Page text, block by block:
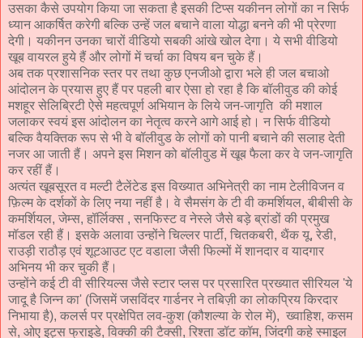
उसका कैसे उपयोग किया जा सकता है इसकी टिप्स यकीनन लोगों का न सिर्फ
ध्यान आकर्षित करेगी बल्कि उन्हें जल बचाने वाला योद्धा बनने की भी प्रेरणा
देगी। यकीनन उनका चारों वीडियो सबकी आंखे खोल देगा। ये सभी वीडियो
खूब वायरल हुये हैं और लोगों में चर्चा का विषय बन चुके हैं।
अब तक प्रशासनिक स्तर पर तथा कुछ एनजीओ द्वारा भले ही जल बचाओ
आंदोलन के प्रयास हुए हैं पर पहली बार ऐसा हो रहा है कि बॉलीवुड की कोई
मशहूर सेलिब्रिटी ऐसे महत्वपूर्ण अभियान के लिये जन-जागृति की मशाल
जलाकर स्वयं इस आंदोलन का नेतृत्व करने आगे आई हो। न सिर्फ वीडियो
बल्कि वैयक्तिक रूप से भी वे बॉलीवुड के लोगों को पानी बचाने की सलाह देती
नजर आ जाती हैं। अपने इस मिशन को बॉलीवुड में खूब फैला कर वे जन-जागृति
कर रहीं हैं।
अत्यंत खूबसूरत व मल्टी टैलेंटेड इस विख्यात अभिनेत्री का नाम टेलीविजन व
फ़िल्म के दर्शकों के लिए नया नहीं है। वे सैमसंग के टी वी कमर्शियल, बीबीसी के
कमर्शियल, जेम्स, हॉर्लिक्स , सनफिस्ट व नेस्ले जैसे बड़े ब्रांडों की प्रमुख
मॉडल रही हैं। इसके अलावा उन्होंने चिल्लर पार्टी, चितकबरी, थैंक यू, रेडी,
राउड़ी राठौड़ एवं शूटआउट एट वडाला जैसी फिल्मों में शानदार व यादगार
अभिनय भी कर चुकी हैं।
उन्होंने कई टी वी सीरियल्स जैसे स्टार प्लस पर प्रसारित प्रख्यात सीरियल 'ये
जादू है जिन्न का' (जिसमें जसविंदर गार्डनर ने तबिज़ी का लोकप्रिय किरदार
निभाया है), कलर्स पर प्रक्षेपित लव-कुश (कौशल्या के रोल में), ख्वाहिश, कसम
से, ओए इट्स फ्राइडे, विक्की की टैक्सी, रिश्ता डॉट कॉम, जिंदगी कहे स्माइल